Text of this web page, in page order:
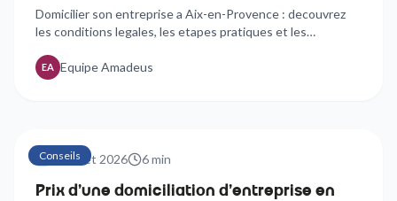
Domicilier son entreprise a Aix-en-Provence : decouvrez
les conditions legales, les etapes pratiques et les
social.
EA Equipe Amadeus
Conseils
24 juillet 2026 6min
Prix d'une domiciliation d'entreprise en